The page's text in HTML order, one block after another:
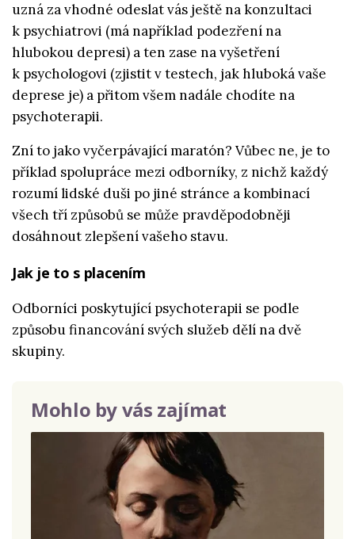
uzná za vhodné odeslat vás ještě na konzultaci
k psychiatrovi (má například podezření na
hlubokou depresi) a ten zase na vyšetření
k psychologovi (zjistit v testech, jak hluboká vaše
deprese je) a přitom všem nadále chodíte na
psychoterapii.
Zní to jako vyčerpávající maratón? Vůbec ne, je to
příklad spolupráce mezi odborníky, z nichž každý
rozumí lidské duši po jiné stránce a kombinací
všech tří způsobů se může pravděpodobněji
dosáhnout zlepšení vašeho stavu.
Jak je to s placením
Odborníci poskytující psychoterapii se podle
způsobu financování svých služeb dělí na dvě
skupiny.
Mohlo by vás zajímat